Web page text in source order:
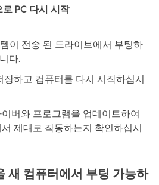
PC 다시 시작
템이 전송 된 드라이브에서 부팅하
다.
장하고 컴퓨터를 다시 시작하십시
버와 프로그램을 업데이트하여
제대로 작동하는지 확인하십시
새 컴퓨터에서 부팅 가능하